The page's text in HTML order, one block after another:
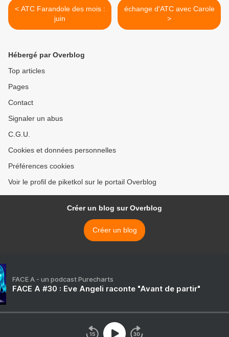
< ATC Farandole des mois :
juin
échange d'ATC avec Carole
>
Hébergé par Overblog
Top articles
Pages
Contact
Signaler un abus
C.G.U.
Cookies et données personnelles
Préférences cookies
Voir le profil de piketkol sur le portail Overblog
Créer un blog sur Overblog
Créer un blog
FACE A - un podcast Purecharts
FACE A #30 : Eve Angeli raconte "Avant de partir"